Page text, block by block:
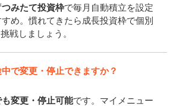
つみたて投資枠で毎月自動積立を設定
め。慣れてきたら成長投資枠で個別
戦しましょう。
で変更・停止できますか？
も変更・停止可能です。マイメニュー